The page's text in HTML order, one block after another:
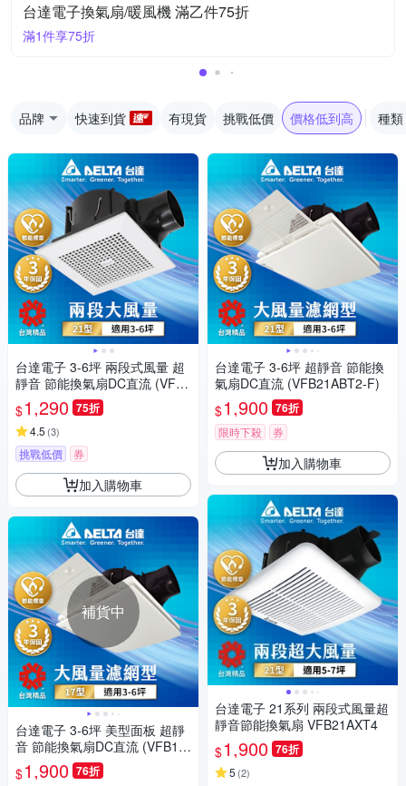
台達電子換氣扇/暖風機 滿乙件75折
滿1件享75折
品牌 快速到貨 有現貨 挑戰低價 價格低到高 種類
台達電子 3-6坪 兩段式風量 超
靜音 節能換氣扇DC直流 (VFB2
1AXT3)
$1,290 75折
4.5 (3)
挑戰低價 券
加入購物車
補貨中
台達電子 3-6坪 美型面板 超靜
音 節能換氣扇DC直流 (VFB17
ABT-F)
$1,900 76折
台達電子 3-6坪 超靜音 節能換
氣扇DC直流 (VFB21ABT2-F)
$1,900 76折
限時下殺 券
加入購物車
台達電子 21系列 兩段式風量超
靜音節能換氣扇 VFB21AXT4
$1,900 76折
5 (2)